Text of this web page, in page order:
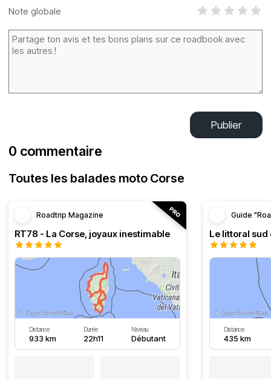
Note globale
Publier
0 commentaire
Toutes les balades moto Corse
Roadtrip Magazine
RT78 - La Corse, joyaux inestimable
Distance
933 km
Durée
22h11
Niveau
Débutant
Guide
Le littoral sud
Distance
435 km